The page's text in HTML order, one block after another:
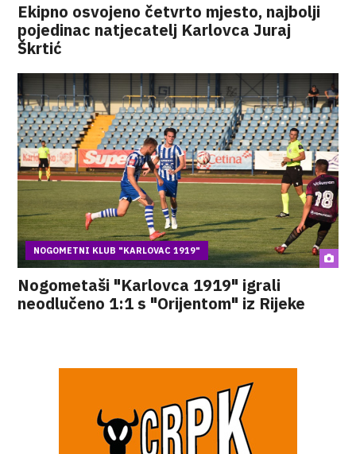
Ekipno osvojeno četvrto mjesto, najbolji
pojedinac natjecatelj Karlovca Juraj
Škrtić
NOGOMETNI KLUB "KARLOVAC 1919"
Nogometaši "Karlovca 1919" igrali
neodlučeno 1:1 s "Orijentom" iz Rijeke